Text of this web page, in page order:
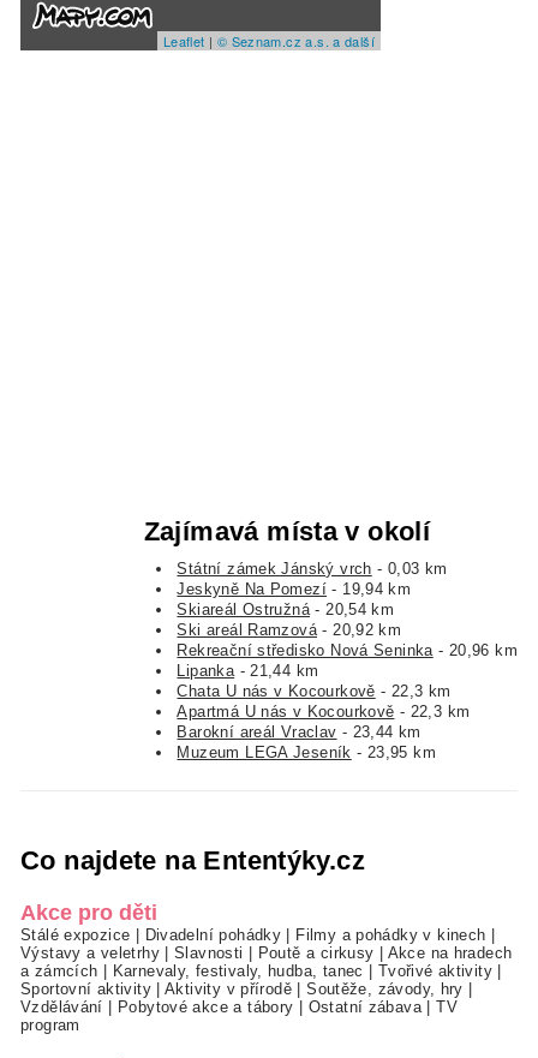
Leaflet | © Seznam.cz a.s. a další
Zajímavá místa v okolí
Státní zámek Jánský vrch - 0,03 km
Jeskyně Na Pomezí - 19,94 km
Skiareál Ostružná - 20,54 km
Ski areál Ramzová - 20,92 km
Rekreační středisko Nová Seninka - 20,96 km
Lipanka - 21,44 km
Chata U nás v Kocourkově - 22,3 km
Apartmá U nás v Kocourkově - 22,3 km
Barokní areál Vraclav - 23,44 km
Muzeum LEGA Jeseník - 23,95 km
Co najdete na Ententýky.cz
Akce pro děti
Stálé expozice Divadelní pohádky Filmy a pohádky v kinech
Výstavy a veletrhy|Slavnosti Poutě a cirkusy
Akce na hradech
a zámcích
Karnevaly, festivaly, hudba, tanec Tvořivé aktivity
Sportovní aktivity|Aktivity v přírodě |Soutěže, závody, hry
Vzdělávání
Pobytové akce a tábory Ostatní zábava |TV
program